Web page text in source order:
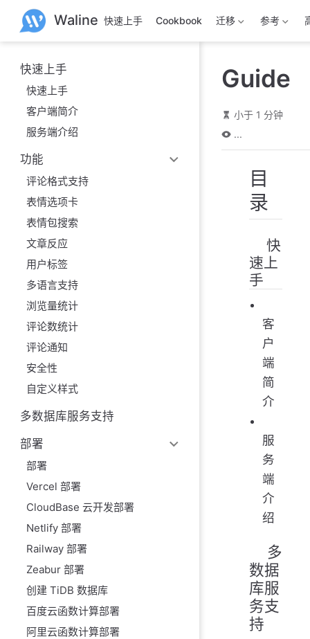
主
Waline 快速上手 Cookbook 迁移 参考
快速上手
快速上手
客户端简介
服务端介绍
功能
评论格式支持
表情选项卡
表情包搜索
文章反应
用户标签
多语言支持
浏览量统计
评论数统计
评论通知
安全性
自定义样式
多数据库服务支持
部署
部署
Vercel 部署
CloudBase 云开发部署
Netlify 部署
Railway 部署
Zeabur 部署
创建 TiDB 数据库
百度云函数计算部署
阿里云函数计算部署
Guide
小于 1 分钟
...
目
录
快
速上
手
客
户
端
简
介
服
务
端
介
绍
多
数据
库服
务支
持